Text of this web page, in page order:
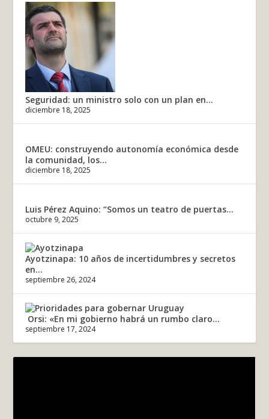
Seguridad: un ministro solo con un plan en...
diciembre 18, 2025
OMEU: construyendo autonomía económica desde
la comunidad, los...
diciembre 18, 2025
Luis Pérez Aquino: “Somos un teatro de puertas...
octubre 9, 2025
Ayotzinapa: 10 años de incertidumbres y secretos
en...
septiembre 26, 2024
Orsi: «En mi gobierno habrá un rumbo claro...
septiembre 17, 2024